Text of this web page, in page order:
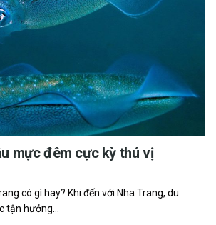
mực đêm cực kỳ thú vị
c‎‎ó g‎‎ì h‎‎ay? K‎‎hi đ‎‎ến v‎‎ới Nha Trang, du
h‎‎ưởng...